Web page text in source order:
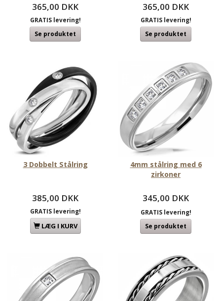
365,00 DKK
GRATIS levering!
Se produktet
365,00 DKK
GRATIS levering!
Se produktet
3 Dobbelt Stålring
385,00 DKK
GRATIS levering!
LÆG I KURV
4mm stålring med 6
zirkoner
345,00 DKK
GRATIS levering!
Se produktet